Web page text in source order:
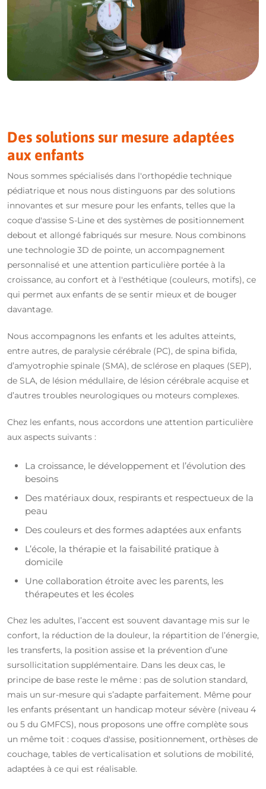
Des solutions sur mesure adaptées
aux enfants
Nous sommes spécialisés dans l'orthopédie technique
pédiatrique et nous nous distinguons par des solutions
innovantes et sur mesure pour les enfants, telles que la
coque d'assise S-Line et des systèmes de positionnement
debout et allongé fabriqués sur mesure. Nous combinons
une technologie 3D de pointe, un accompagnement
personnalisé et une attention particulière portée à la
croissance, au confort et à l'esthétique (couleurs, motifs), ce
qui permet aux enfants de se sentir mieux et de bouger
davantage.
Nous accompagnons les enfants et les adultes atteints,
entre autres, de paralysie cérébrale (PC), de spina bifida,
d’amyotrophie spinale (SMA), de sclérose en plaques (SEP),
de SLA, de lésion médullaire, de lésion cérébrale acquise et
d’autres troubles neurologiques ou moteurs complexes.
Chez les enfants, nous accordons une attention particulière
aux aspects suivants :
La croissance, le développement et l’évolution des
besoins
Des matériaux doux, respirants et respectueux de la
peau
Des couleurs et des formes adaptées aux enfants
L’école, la thérapie et la faisabilité pratique à
domicile
Une collaboration étroite avec les parents, les
thérapeutes et les écoles
Chez les adultes, l’accent est souvent davantage mis sur le
confort, la réduction de la douleur, la répartition de l’énergie,
les transferts, la position assise et la prévention d’une
sursollicitation supplémentaire. Dans les deux cas, le
principe de base reste le même : pas de solution standard,
mais un sur-mesure qui s’adapte parfaitement. Même pour
les enfants présentant un handicap moteur sévère (niveau 4
ou 5 du GMFCS), nous proposons une offre complète sous
un même toit : coques d'assise, positionnement, orthèses de
couchage, tables de verticalisation et solutions de mobilité,
adaptées à ce qui est réalisable.